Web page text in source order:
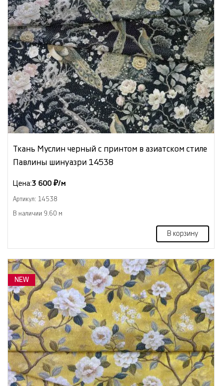
Ткань Муслин черный с принтом в азиатском стиле
Павлины шинуазри 14538
Цена:3 600 ₽/м
Артикул: 14538
В наличии 9.60 м
В корзину
NEW